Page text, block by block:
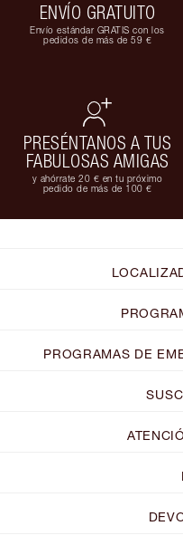
ENVÍO GRATUITO
Envío estándar GRATIS con los
pedidos de más de 59 €
PRESÉNTANOS A TUS
FABULOSAS AMIGAS
y ahórrate 20 € en tu próximo
pedido de más de 100 €
PROGRAMAS DE